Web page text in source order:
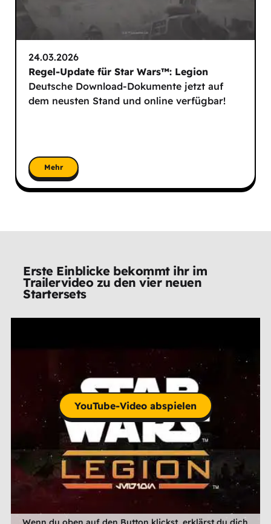
24.03.2026
Regel-Update für Star Wars™: Legion
Deutsche Download-Dokumente jetzt auf
dem neusten Stand und online verfügbar!
Mehr
Erste Einblicke bekommt ihr im
Trailervideo zu den vier neuen
Startersets
YouTube-Video abspielen